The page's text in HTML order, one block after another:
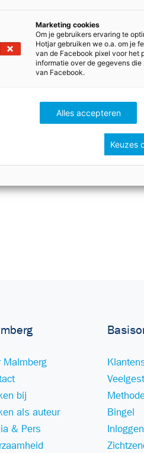
Je krijgt toegang tot je
aanmelding kun je
die voor jou relevant kunnen
Malmberg
bij
als auteur
& Pers
Bingel
Marketing cookies
Om je gebruikers ervaring te
Hotjar gebruiken we o.a. om je
van de Facebook pixel voor het
informatie over de gegevens
van Facebook.
Alles accepteren
Keuzes